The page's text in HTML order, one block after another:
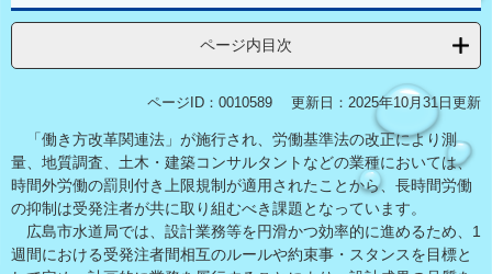
ページ内目次
ページID：0010589 更新日：2025年10月31日更新
「働き方改革関連法」が施行され、労働基準法の改正により測
量、地質調査、土木・建築コンサルタントなどの業種においては、
時間外労働の罰則付き上限規制が適用されたことから、長時間労働
の抑制は受発注者が共に取り組むべき課題となっています。
広島市水道局では、設計業務等を円滑かつ効率的に進めるため、1
週間における受発注者間相互のルールや約束事・スタンスを目標と